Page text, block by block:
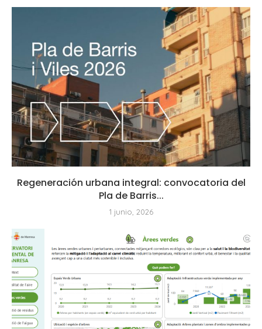
Regeneración urbana integral: convocatoria del
Pla de Barris...
1 junio, 2026